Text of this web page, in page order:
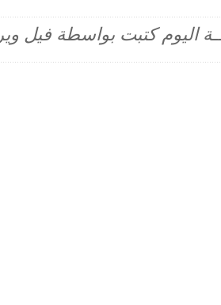
اليوم كتبت بواسطة فيل وير